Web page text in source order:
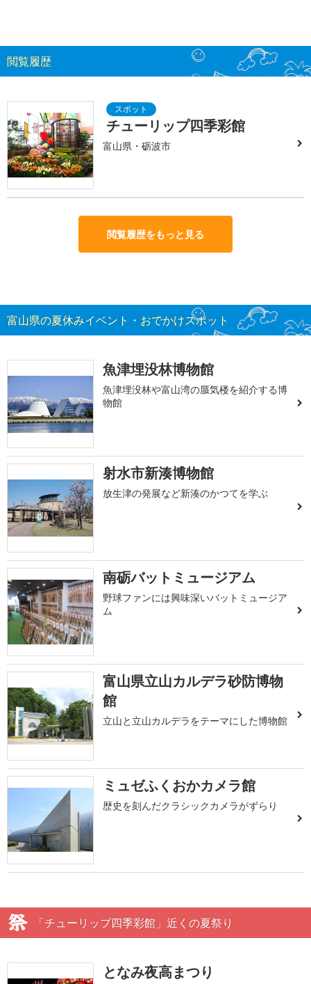
閲覧履歴
チューリップ四季彩館
富山県・砺波市
閲覧履歴をもっと見る
富山県の夏休みイベント・おでかけスポット
魚津埋没林博物館
魚津埋没林や富山湾の蜃気楼を紹介する博
物館
射水市新湊博物館
放生津の発展など新湊のかつてを学ぶ
南砺バットミュージアム
野球ファンには興味深いバットミュージア
ム
富山県立山カルデラ砂防博物
館
立山と立山カルデラをテーマにした博物館
ミュゼふくおかカメラ館
歴史を刻んだクラシックカメラがずらり
「チューリップ四季彩館」近くの夏祭り
となみ夜高まつり